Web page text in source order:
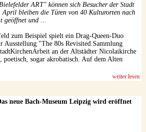
ART" können sich Besucher der Stadt
April bleiben die Türen von 40 Kulturorten nach
und ...
zum Beispiel spielt ein Drag-Queen-Duo
Ausstellung "The 80s Revisited.Sammlung
an der Altstädter Nicolaikirche
poetisch, sogar akrobatisch. Auf dem Alten
weiter lesen
neue Bach-Museum Leipzig wird eröffnet